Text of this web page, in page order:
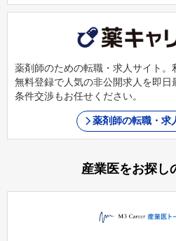
薬剤師のための転職・求人サイト。
無料登録で人気の非公開求人を即日
条件交渉もお任せください。
薬剤師の転職・求
産業医をお探し